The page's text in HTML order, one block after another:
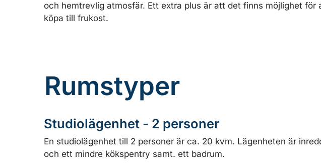
och hemtrevlig atmosfär. Ett extra plus är att det finns möjlighet för
köpa till frukost.
Rumstyper
Studiolägenhet - 2 personer
En studiolägenhet till 2 personer är ca. 20 kvm. Lägenheten är
och ett mindre kökspentry samt. ett badrum.